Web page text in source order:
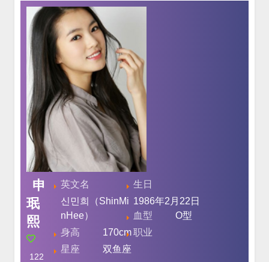
申
珉
熙
122
英文名
신민희（ShinMi
nHee）
生日
1986年2月22日
血型
O型
身高
170cm职业
星座
双鱼座